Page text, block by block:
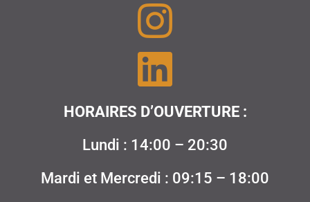
HORAIRES D’OUVERTURE :
Lundi : 14:00 – 20:30
Mardi et Mercredi : 09:15 – 18:00